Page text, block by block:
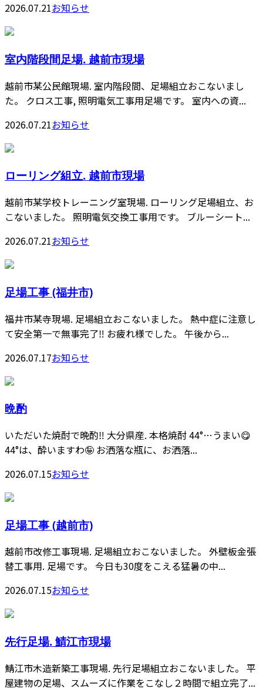
2026.07.21お知らせ
室内階段間足場. 越前市現場
越前市某公民館現場. 室内階段間、足場組立おこないまし
た。 クロス工事, 照明電気工事用足場です。 室内への資...
2026.07.21お知らせ
ローリング組立. 越前市現場
越前市某学校トレーニング室現場. ローリング足場組立、お
こないました。 照明電気交換工事用です。 ブルーシート...
2026.07.21お知らせ
足場工事 (福井市)
福井市某寺現場. 足場組立おこないました。 熱中症に注意し
て安全第一で無事完了‼️ お疲れ様でした。 午後から...
2026.07.17お知らせ
晩酌
いただいた焼酎で晩酌‼️ 大分県産. 本格焼酎 44°…うまい😋
44°は、酔いますわ🤪 お洒落な瓶に、お洒落...
2026.07.15お知らせ
足場工事 (越前市)
越前市改修工事現場. 足場組立おこないました。 外壁板金張
替工事用. 足場です。 今日も30度をこえる猛暑の中...
2026.07.15お知らせ
先行足場. 鯖江市現場
鯖江市木造新築工事現場. 先行足場組立おこないました。 平
屋建物の足場、スムーズに作業をこなし２時間で組立完了...